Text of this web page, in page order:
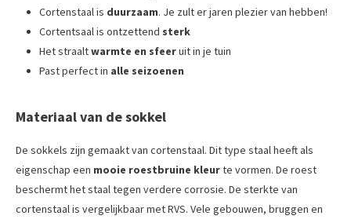
Cortenstaal is duurzaam. Je zult er jaren plezier van hebben!
Cortentsaal is ontzettend sterk
Het straaltwarmte en sfeeruit in je tuin
Past perfect in alle seizoenen
Materiaal van de sokkel
De sokkels zijn gemaakt van cortenstaal. Dit type staal heeft als
eigenschap een mooie roestbruine kleurte vormen. De roest
beschermt het staal tegen verdere corrosie. De sterkte van
cortenstaal is vergelijkbaar met RVS. Vele gebouwen, bruggen en